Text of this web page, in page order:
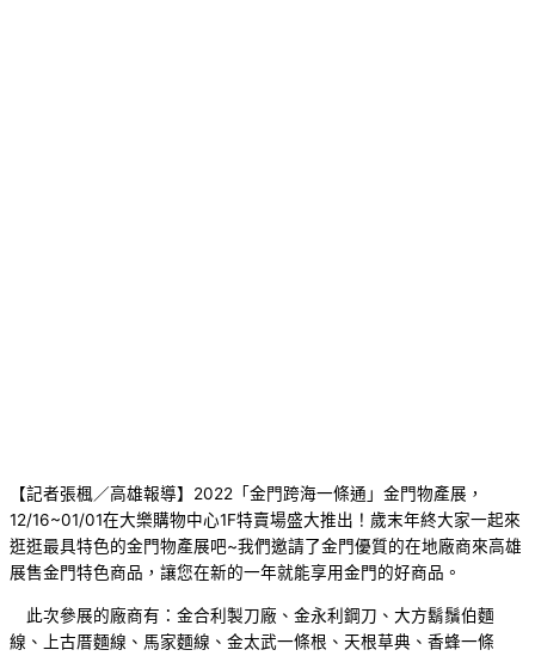
【記者張楓／高雄報導】2022「金門跨海一條通」金門物產展，
12/16~01/01在大樂購物中心1F特賣場盛大推出！歲末年終大家一起來
逛逛最具特色的金門物產展吧~我們邀請了金門優質的在地廠商來高雄
展售金門特色商品，讓您在新的一年就能享用金門的好商品。
此次參展的廠商有：金合利製刀廠、金永利鋼刀、大方鬍鬚伯麵
線、上古厝麵線、馬家麵線、金太武一條根、天根草典、香蜂一條